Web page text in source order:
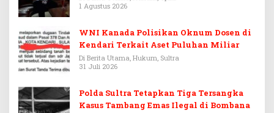
1 Agustus 2026
WNI Kanada Polisikan Oknum Dosen di
Kendari Terkait Aset Puluhan Miliar
Di Berita Utama, Hukum, Sultra
31 Juli 2026
Polda Sultra Tetapkan Tiga Tersangka
Kasus Tambang Emas Ilegal di Bombana